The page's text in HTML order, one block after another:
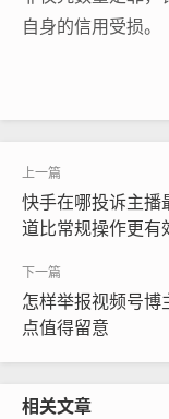
自身的信用受损。
如果创作者遭遇
漫长与证据链的梳
助处理便成了一条
谙平台规则与审核
维度的“清白证据”
道与平台进行高
的审慎与善意，让
快手在哪投诉主播
道比常规操作更有
怎样举报视频号博
点值得留意
相关文章